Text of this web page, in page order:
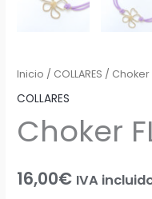
Inicio / COLLARES / Choker
COLLARES
Choker
16,00€ IVA